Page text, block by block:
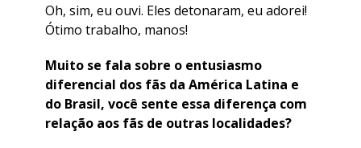
Oh, sim, eu ouvi. Eles detonaram, eu adorei!
Ótimo trabalho, manos!
Muito se fala sobre o entusiasmo
diferencial dos fãs da América Latina e
do Brasil, você sente essa diferença com
relação aos fãs de outras localidades?